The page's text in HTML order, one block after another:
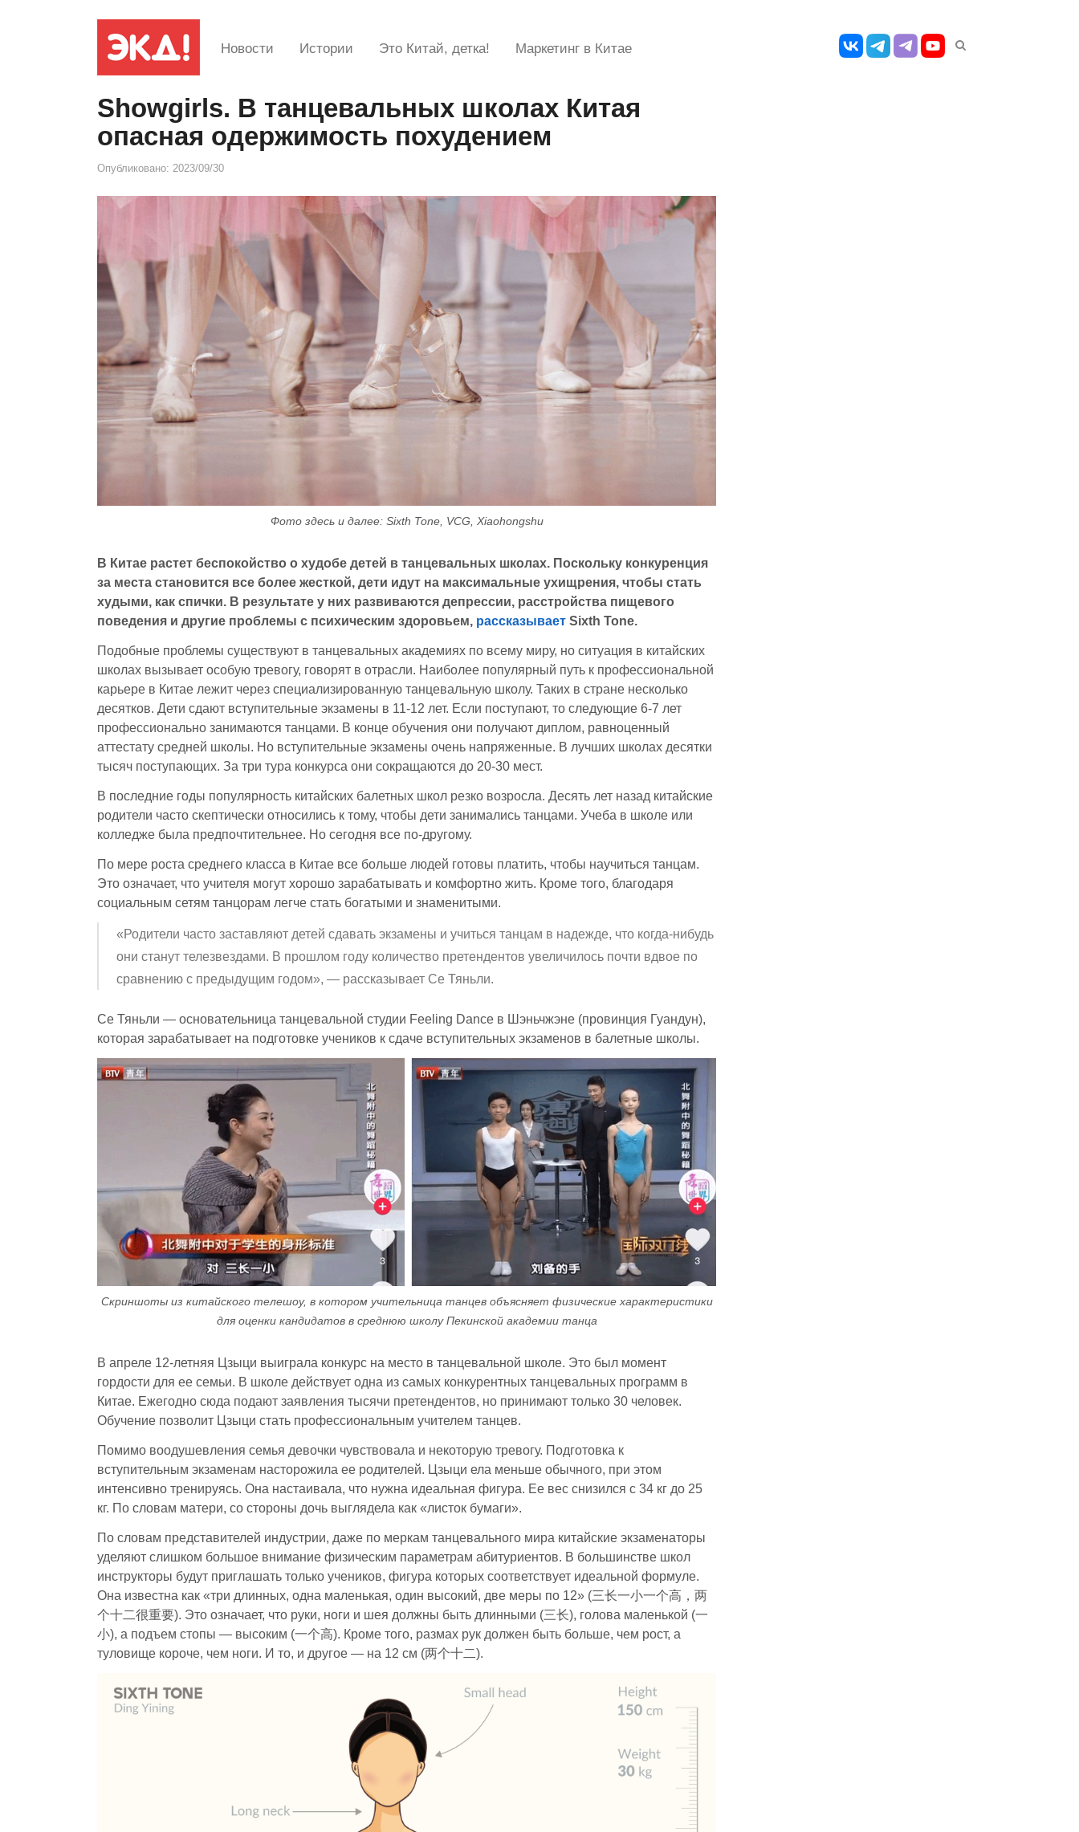
Новости Истории Это Китай, детка! Маркетинг в Китае
Showgirls. В танцевальных школах Китая
опасная одержимость похудением
Опубликовано: 2023/09/30
Фото здесь и далее: Sixth Tone, VCG, Xiaohongshu
В Китае растет беспокойство о худобе детей в танцевальных школах. Поскольку конкуренция
за места становится все более жесткой, дети идут на максимальные ухищрения, чтобы стать
худыми, как спички. В результате у них развиваются депрессии, расстройства пищевого
поведения и другие проблемы с психическим здоровьем, рассказывает Sixth Tone.
Подобные проблемы существуют в танцевальных академиях по всему миру, но ситуация в китайских
школах вызывает особую тревогу, говорят в отрасли. Наиболее популярный путь к профессиональной
карьере в Китае лежит через специализированную танцевальную школу. Таких в стране несколько
десятков. Дети сдают вступительные экзамены в 11-12 лет. Если поступают, то следующие 6-7 лет
профессионально занимаются танцами. В конце обучения они получают диплом, равноценный
аттестату средней школы. Но вступительные экзамены очень напряженные. В лучших школах десятки
тысяч поступающих. За три тура конкурса они сокращаются до 20-30 мест.
В последние годы популярность китайских балетных школ резко возросла. Десять лет назад китайские
родители часто скептически относились к тому, чтобы дети занимались танцами. Учеба в школе или
колледже была предпочтительнее. Но сегодня все по-другому.
По мере роста среднего класса в Китае все больше людей готовы платить, чтобы научиться танцам.
Это означает, что учителя могут хорошо зарабатывать и комфортно жить. Кроме того, благодаря
социальным сетям танцорам легче стать богатыми и знаменитыми.
«Родители часто заставляют детей сдавать экзамены и учиться танцам в надежде, что когда-нибудь
они станут телезвездами. В прошлом году количество претендентов увеличилось почти вдвое по
сравнению с предыдущим годом», — рассказывает Се Тяньли.
Се Тяньли — основательница танцевальной студии Feeling Dance в Шэньчжэне (провинция Гуандун),
которая зарабатывает на подготовке учеников к сдаче вступительных экзаменов в балетные школы.
Скриншоты из китайского телешоу, в котором учительница танцев объясняет физические характеристики
для оценки кандидатов в среднюю школу Пекинской академии танца
В апреле 12-летняя Цзыци выиграла конкурс на место в танцевальной школе. Это был момент
гордости для ее семьи. В школе действует одна из самых конкурентных танцевальных программ в
Китае. Ежегодно сюда подают заявления тысячи претендентов, но принимают только 30 человек.
Обучение позволит Цзыци стать профессиональным учителем танцев.
Помимо воодушевления семья девочки чувствовала и некоторую тревогу. Подготовка к
вступительным экзаменам насторожила ее родителей. Цзыци ела меньше обычного, при этом
интенсивно тренируясь. Она настаивала, что нужна идеальная фигура. Ее вес снизился с 34 кг до 25
кг. По словам матери, со стороны дочь выглядела как «листок бумаги».
По словам представителей индустрии, даже по меркам танцевального мира китайские экзаменаторы
уделяют слишком большое внимание физическим параметрам абитуриентов. В большинстве школ
инструкторы будут приглашать только учеников, фигура которых соответствует идеальной формуле.
Она известна как «три длинных, одна маленькая, один высокий, две меры по 12» (三长一小一个高，两
个十二很重要). Это означает, что руки, ноги и шея должны быть длинными (三长), голова маленькой (一
小), а подъем стопы — высоким (一个高). Кроме того, размах рук должен быть больше, чем рост, а
туловище короче, чем ноги. И то, и другое — на 12 см (两个十二).